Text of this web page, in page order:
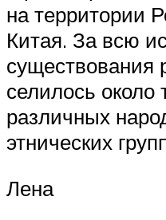
на территории
Китая. За всю
существования
селилось около
различных
этнических
Лена